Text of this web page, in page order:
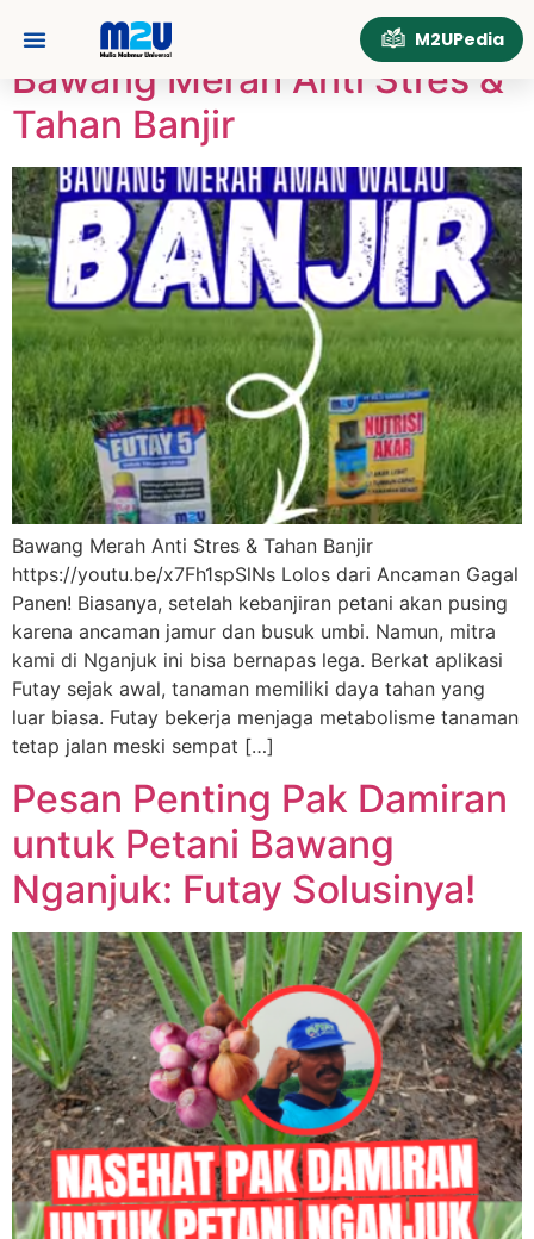
M2UPedia
Bawang Merah Anti Stres &
Tahan Banjir
Bawang Merah Anti Stres & Tahan Banjir
https://youtu.be/x7Fh1spSlNs Lolos dari Ancaman Gagal
Panen! Biasanya, setelah kebanjiran petani akan pusing
karena ancaman jamur dan busuk umbi. Namun, mitra
kami di Nganjuk ini bisa bernapas lega. Berkat aplikasi
Futay sejak awal, tanaman memiliki daya tahan yang
luar biasa. Futay bekerja menjaga metabolisme tanaman
tetap jalan meski sempat […]
Pesan Penting Pak Damiran
untuk Petani Bawang
Nganjuk: Futay Solusinya!